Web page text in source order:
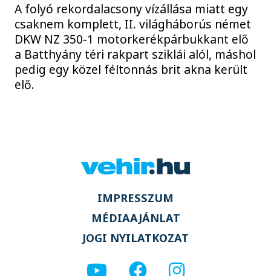
A folyó rekordalacsony vízállása miatt egy
csaknem komplett, II. világháborús német
DKW NZ 350-1 motorkerékpárbukkant elő
a Batthyány téri rakpart sziklái alól, máshol
pedig egy közel féltonnás brit akna került
elő.
IMPRESSZUM
MÉDIAAJÁNLAT
JOGI NYILATKOZAT